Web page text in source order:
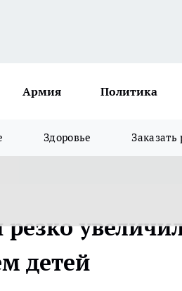
Армия Политика
Здоровье Заказать
детей